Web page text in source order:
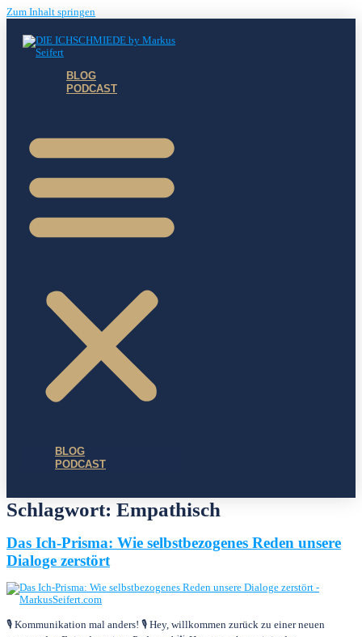
Zum Inhalt springen
BLOG
PODCAST
BLOG
PODCAST
Schlagwort: Empathisch
Das Ich-Prisma: Wie selbstbezogenes Reden unsere
Dialoge zerstört
🎙️ Kommunikation mal anders! 🎙️ Hey, willkommen zurück zu einer neuen